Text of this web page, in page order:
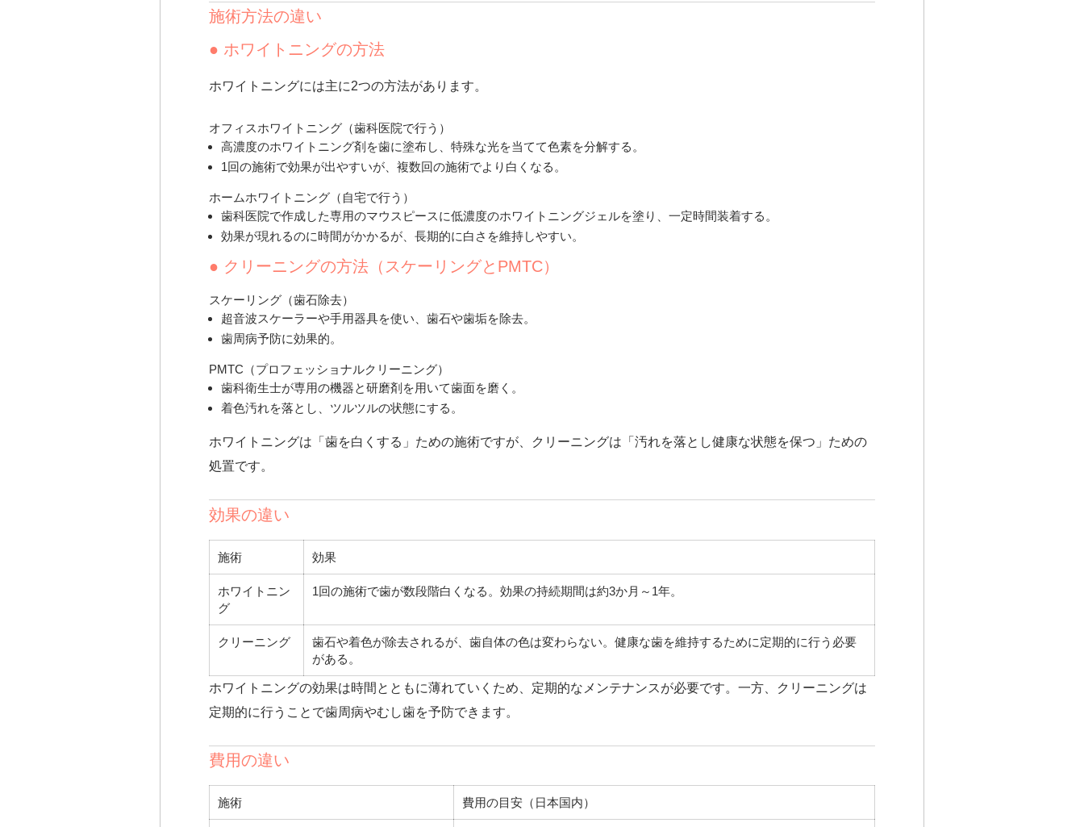
施術方法の違い
● ホワイトニングの方法
ホワイトニングには主に2つの方法があります。
オフィスホワイトニング （歯科医院で行う）
高濃度のホワイトニング剤を歯に塗布し、特殊な光を当てて色素を分解する。
1回の施術で効果が出やすいが、複数回の施術でより白くなる。
ホームホワイトニング （自宅で行う）
歯科医院で作成した専用のマウスピースに低濃度のホワイトニングジェルを塗り、一定時間装着する。
効果が現れるのに時間がかかるが、長期的に白さを維持しやすい。
● クリーニングの方法（スケーリングとPMTC）
スケーリング （歯石除去）
超音波スケーラーや手用器具を使い、歯石や歯垢を除去。
歯周病予防に効果的。
PMTC（プロフェッショナルクリーニング）
歯科衛生士が専用の機器と研磨剤を用いて歯面を磨く。
着色汚れを落とし、ツルツルの状態にする。
ホワイトニングは「歯を白くする」ための施術ですが、クリーニングは「汚れを落とし健康な状態を保つ」ための
処置です。
効果の違い
施術 効果
ホワイトニン
グ
1回の施術で歯が数段階白くなる。効果の持続期間は約3か月～1年。
クリーニング
歯石や着色が除去されるが、歯自体の色は変わらない。健康な歯を維持するために定期的に行う必要
がある。
ホワイトニングの効果は時間とともに薄れていくため、定期的なメンテナンスが必要です。一方、クリーニングは
定期的に行うことで歯周病やむし歯を予防できます。
費用の違い
施術 費用の目安（日本国内）